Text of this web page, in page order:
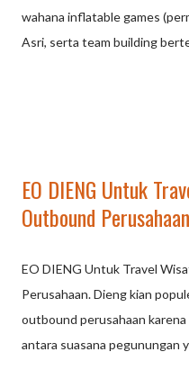
Alliance Culture
games kreatif, serta
wahana inflatable games
Asri, serta team building
Trizara Resort dan high-
pengalaman petualangan
pinus. Inflatable Game
balon tiup raksasa untuk
We.Outbound (Dusun
lengkap di tengah alam, mulai
penantang, hingga spot foto
EO DIENG Untuk
Outbound Perusahaan
EO DIENG Untuk Travel
Perusahaan. Dieng kian
outbound perusahaan
antara suasana pegunungan